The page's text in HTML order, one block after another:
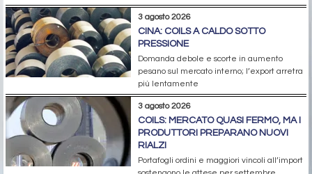
3 agosto 2026
CINA: COILS A CALDO SOTTO
PRESSIONE
Domanda debole e scorte in aumento
pesano sul mercato interno; l’export arretra
più lentamente
3 agosto 2026
COILS: MERCATO QUASI FERMO, MA I
PRODUTTORI PREPARANO NUOVI
RIALZI
Portafogli ordini e maggiori vincoli all’import